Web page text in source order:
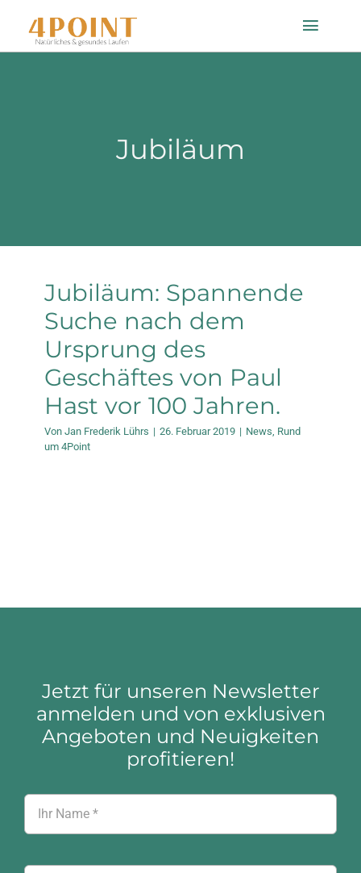
Inhalt
Toggle
Technologie
Mein Konto
Shop
Jubiläum
Jubiläum: Spannende
Suche nach dem
Ursprung des
Geschäftes von Paul
Hast vor 100 Jahren.
Von Jan Frederik Lührs | 26. Februar 2019 | News Rund
um 4Point
Jetzt für unseren Newsletter
anmelden und von exklusiven
Angeboten und Neuigkeiten
profitieren!